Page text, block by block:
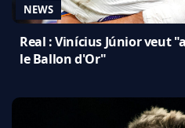
NEWS
Real : Vinícius Júnior veut
le Ballon d'Or"